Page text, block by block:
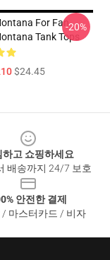
For Fan
Tank Tops
$24.45
-20%
하고 쇼핑하세요
배송까지 24/7 보호
안전한 결제
/ 마스터카드 / 비자